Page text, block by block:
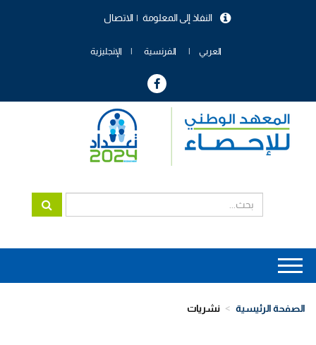
الاتصال النفاذ إلى المعلومة
العربي الفرنسية الإنجليزية
Main
navigation
الصفحة الرئيسية نشريات